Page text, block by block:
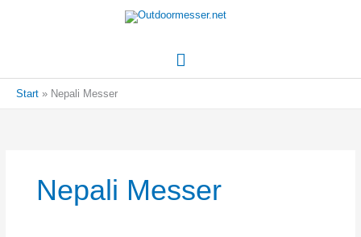
Hauptmenü
Start Nepali Messer
Nepali Messer